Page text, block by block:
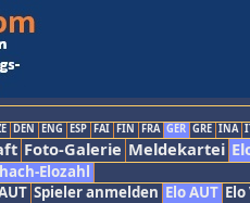
DEN ENG ESP FAI FIN FRA GER GRE INA
Foto-Galerie Meldekartei
Elozahl
Spieler anmelden Elo AUT